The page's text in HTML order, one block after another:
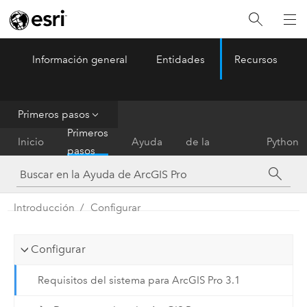
ArcGIS Pro Menu
Información general Entidades Recursos
Primeros pasos
Inicio
Primeros
pasos
Ayuda
de la
herramienta
Python
Introducción Configurar
Configurar
Requisitos del sistema para ArcGIS Pro 3.1